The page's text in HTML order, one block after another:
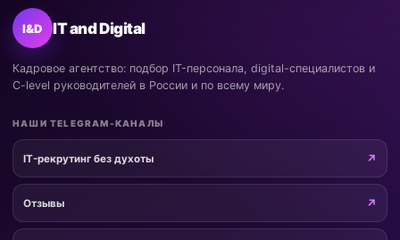
I&D IT and Digital
Кадровое агентство: подбор IT-персонала, digital-специалистов и
C-level руководителей в России и по всему миру.
НАШИ TELEGRAM-КАНАЛЫ
IT-рекрутинг без духоты
Отзывы